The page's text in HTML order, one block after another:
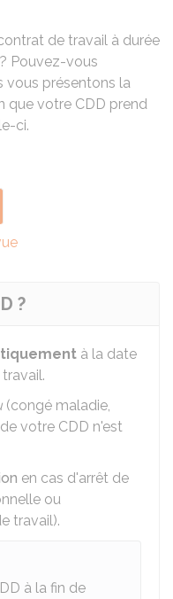
de travail à durée
Pouvez-vous
vous présentons la
que votre CDD prend
ci.
?
à la date
(congé maladie,
votre CDD n'est
en cas d'arrêt de
ou
travail).
à la fin de